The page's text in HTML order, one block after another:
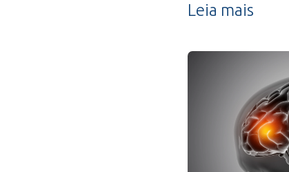
Leia mais